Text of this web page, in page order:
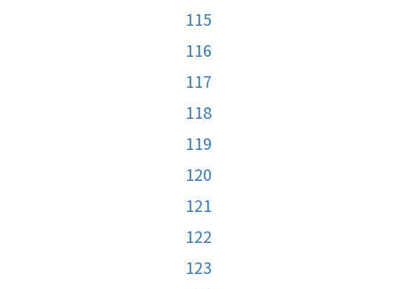
115
116
117
118
119
120
121
122
123